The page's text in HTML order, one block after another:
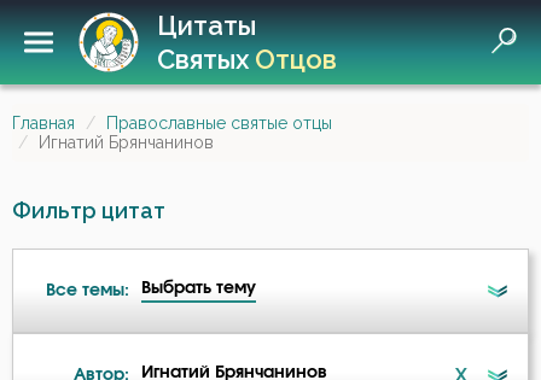
Цитаты
СвятыхОтцов
Главная
Православные святые отцы
Игнатий Брянчанинов
Фильтр цитат
Все темы: Выбрать тему
Автор: Игнатий Брянчанинов X